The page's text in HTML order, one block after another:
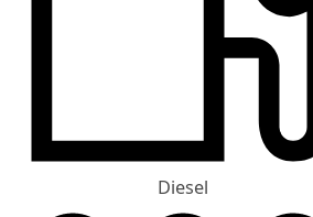
Diesel